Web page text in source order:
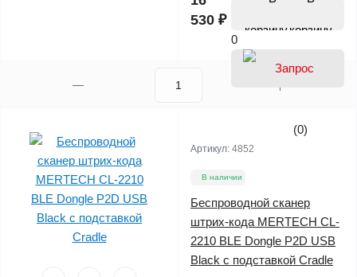
530 ₽
корзину
0
(0)
Артикул: 4852
В наличии
Беспроводной сканер
штрих-кода MERTECH CL-
2210 BLE Dongle P2D USB
Black с подставкой Cradle